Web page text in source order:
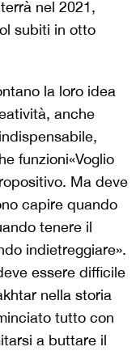
nel 2021,
subiti in otto
la loro idea
anche
funzioni«Voglio
Ma deve
capire quando
tenere il
indietreggiare».
essere difficile
nella storia
tutto con
a buttare il